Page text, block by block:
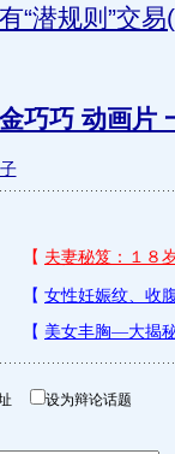
“潜规则”交易
金巧巧 动画片
址 设为辩论话题